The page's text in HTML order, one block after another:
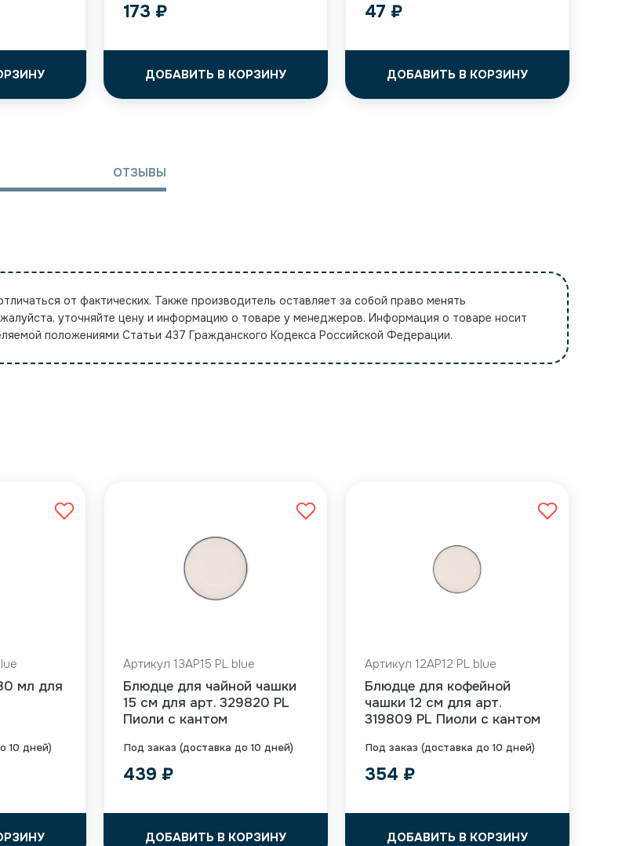
173 ₽
ДОБАВИТЬ В КОРЗИНУ
47 ₽
ДОБАВИТЬ В КОРЗИНУ
ОТЗЫВЫ
от фактических. Также производитель оставляет за собой право менять
уточняйте цену и информацию о товаре у менеджеров. Информация о товаре носит
положениями Статьи 437 Гражданского Кодекса Российской Федерации.
10 дней)
мл для
Под заказ (доставка до 10 дней)
Артикул 13AP15 PL blue
Блюдце для чайной чашки
15 см для арт. 329820 PL
Пиоли с кантом
439 ₽
ДОБАВИТЬ В КОРЗИНУ
Под заказ (доставка до 10 дней)
Артикул 12AP12 PL blue
Блюдце для кофейной
чашки 12 см для арт.
319809 PL Пиоли с кантом
354 ₽
ДОБАВИТЬ В КОРЗИНУ